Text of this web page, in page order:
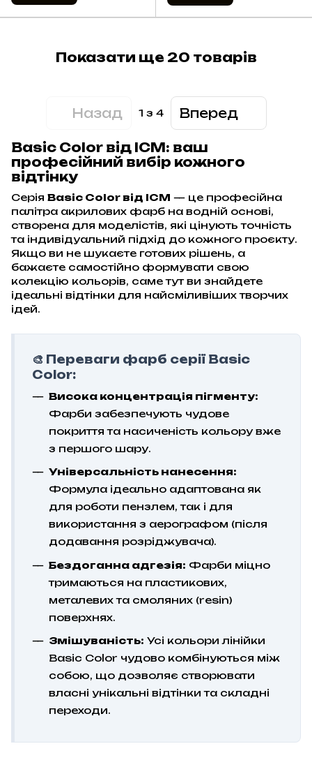
Показати ще 20 товарів
Назад 1 з 4 Вперед
Basic Color від ICM: ваш
професійний вибір кожного
відтінку
Серія Basic Color від ICM — це професійна
палітра акрилових фарб на водній основі,
створена для моделістів, які цінують точність
та індивідуальний підхід до кожного проєкту.
Якщо ви не шукаєте готових рішень, а
бажаєте самостійно формувати свою
колекцію кольорів, саме тут ви знайдете
ідеальні відтінки для найсміливіших творчих
ідей.
🎨 Переваги фарб серії Basic
Color:
Висока концентрація пігменту:
Фарби забезпечують чудове
покриття та насиченість кольору вже
з першого шару.
Універсальність нанесення:
Формула ідеально адаптована як
для роботи пензлем, так і для
використання з аерографом (після
додавання розріджувача).
Бездоганна адгезія: Фарби міцно
тримаються на пластикових,
металевих та смоляних (resin)
поверхнях.
Змішуваність: Усі кольори лінійки
Basic Color чудово комбінуються між
собою, що дозволяє створювати
власні унікальні відтінки та складні
переходи.